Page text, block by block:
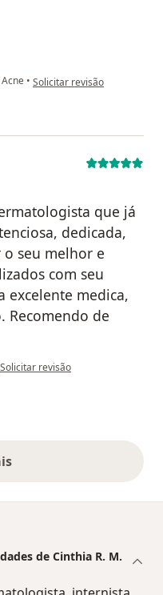
• na opinião do utilizador
Solicitar revisão
que já
dedicada,
seu melhor e
com seu
excelente medica,
Recomendo de
na opinião do utilizador paciente
Solicitar revisão
acima
de Cinthia R. M.